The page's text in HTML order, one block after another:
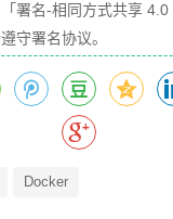
署名-相同方式共享
守署名协议。
Docker